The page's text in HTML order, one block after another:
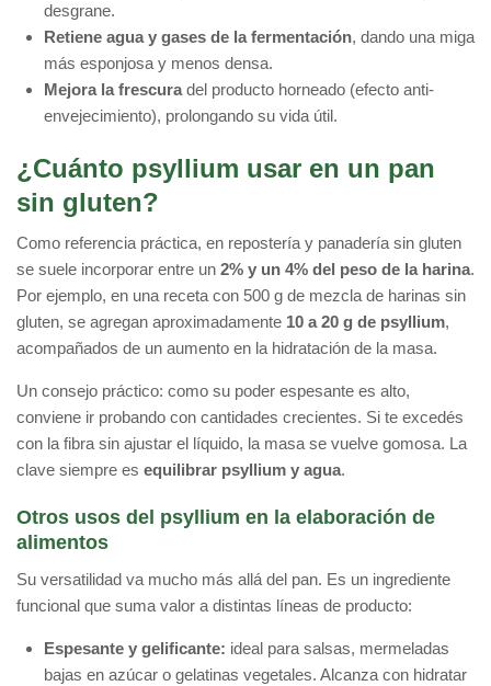
desgrane.
Retiene agua y gases de la fermentación, dando una miga
más esponjosa y menos densa.
Mejora la frescura del producto horneado (efecto anti-
envejecimiento), prolongando su vida útil.
¿Cuánto psyllium usar en un pan
sin gluten?
Como referencia práctica, en repostería y panadería sin gluten
se suele incorporar entre un 2% y un 4% del peso de la harina.
Por ejemplo, en una receta con 500 g de mezcla de harinas sin
gluten, se agregan aproximadamente 10 a 20 g de psyllium,
acompañados de un aumento en la hidratación de la masa.
Un consejo práctico: como su poder espesante es alto,
conviene ir probando con cantidades crecientes. Si te excedés
con la fibra sin ajustar el líquido, la masa se vuelve gomosa. La
clave siempre es equilibrar psyllium y agua.
Otros usos del psyllium en la elaboración de
alimentos
Su versatilidad va mucho más allá del pan. Es un ingrediente
funcional que suma valor a distintas líneas de producto:
Espesante y gelificante: ideal para salsas, mermeladas
bajas en azúcar o gelatinas vegetales. Alcanza con hidratar